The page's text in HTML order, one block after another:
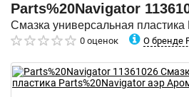
Parts%20Navigator
Смазка универсальная
0 оценок О бренде